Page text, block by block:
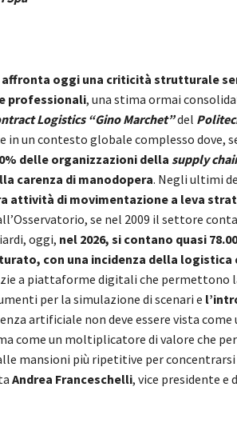
oggi una criticità strutturale
professionali, una stima ormai
Logistics “Gino Marchet”del
in un contesto globale complesso dove,
delle organizzazioni dellasupply
carenza di manodopera. Negli ultimi
attività di movimentazione a leva
se nel 2009 il settore
oggi, nel 2026, si contano quasi
con una incidenza della
a piattaforme digitali che permettono
per la simulazione di scenari e
artificiale non deve essere vista
come un moltiplicatore di valore che
mansioni più ripetitive per
Andrea Franceschelli, vice presidente e